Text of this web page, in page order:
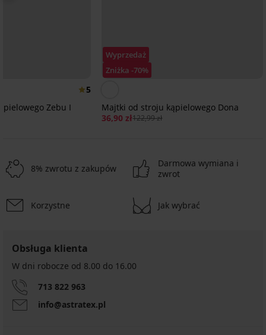
5
Zebu I
Wyprzedaż
Zniżka -70%
Majtki od stroju kąpielowego Dona
36,90 zł122,99 zł
8% zwrotu z zakupów
Darmowa wymiana i
zwrot
Korzystne Jak wybrać
Obsługa klienta
W dni robocze od 8.00 do 16.00
713 822 963
info@astratex.pl